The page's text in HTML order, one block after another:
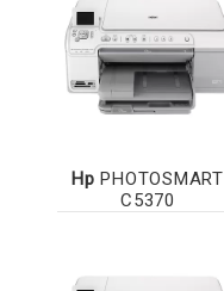
Hp PHOTOSMART
C5370